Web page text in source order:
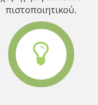
πιστοποιητικού.